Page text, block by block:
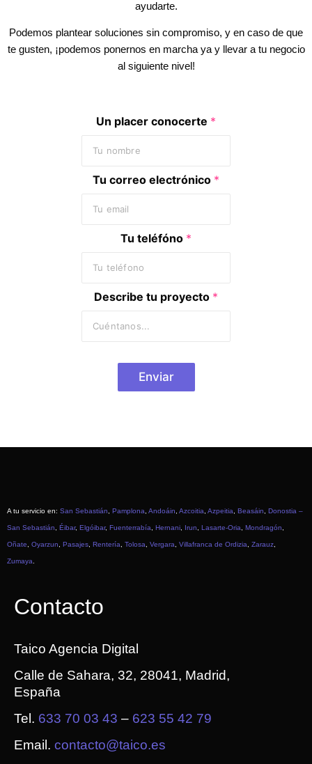
ayudarte.
Podemos plantear soluciones sin compromiso, y en caso de que
te gusten, ¡podemos ponernos en marcha ya y llevar a tu negocio
al siguiente nivel!
Un placer conocerte *
Tu correo electrónico *
Tu teléfóno *
Describe tu proyecto *
Enviar
A tu servicio en: San Sebastián Pamplona Andoáin Azcoitia Azpeitia Beasáin Donostia –
San Sebastián Éibar, Elgóibar, Fuenterrabía Hernani Irun Lasarte-Oria Mondragón
Oñate Oyarzun Pasajes Rentería Tolosa Vergara Villafranca de Ordizia Zarauz
Zumaya
Contacto
Taico Agencia Digital
Calle de Sahara, 32, 28041, Madrid,
España
Tel. 633 70 03 43 – 623 55 42 79
Email. contacto@taico.es